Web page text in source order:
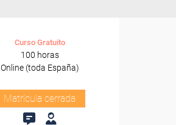
Curso Gratuito
100 horas
Online (toda España)
Matrícula cerrada